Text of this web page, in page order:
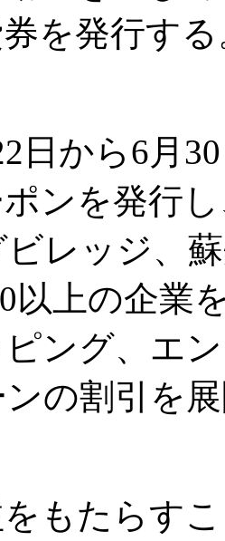
を発行す
日から6月
ンを発行
ビレッジ、
以上の企業
ング、エ
の割引を
もたらす